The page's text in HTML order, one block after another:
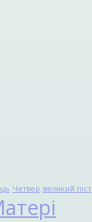
Четвер великий піст